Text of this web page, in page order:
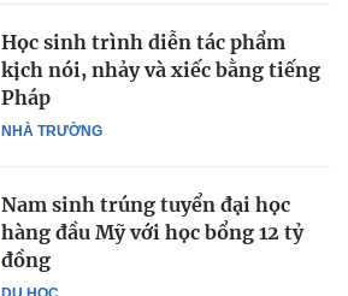
NHÀ TRƯỜNG
Học sinh trình diễn tác phẩm
kịch nói, nhảy và xiếc bằng tiếng
Pháp
Nam sinh trúng tuyển đại học
hàng đầu Mỹ với học bổng 12 tỷ
đồng